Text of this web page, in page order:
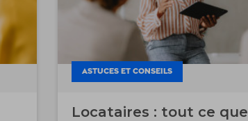
ASTUCES ET CONSEILS
Locataires : tout ce que